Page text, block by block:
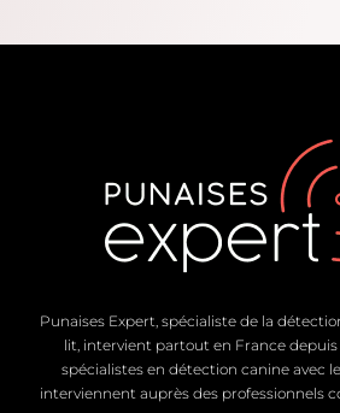
Punaises Expert, spécialiste de la
lit, intervient partout en France depuis
spécialistes en détection canine avec
interviennent auprès des professionnels